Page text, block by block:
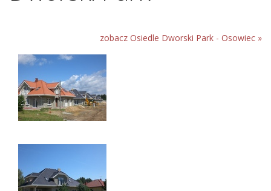
zobacz Osiedle Dworski Park - Osowiec »